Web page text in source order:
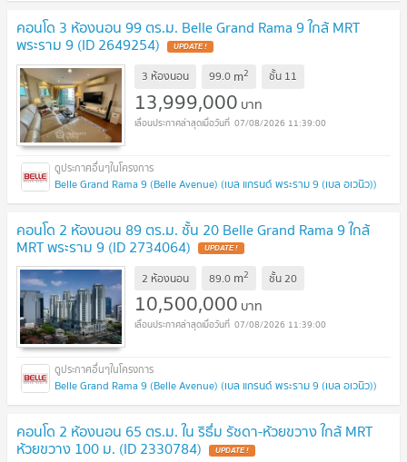
คอนโด 3 ห้องนอน 99 ตร.ม. Belle Grand Rama 9 ใกล้ MRT
พระราม 9 (ID 2649254) UPDATE !
3 ห้องนอน 99.0 m2 ชั้น 11
13,999,000 บาท
07/08/2026 11:39:00
Belle Grand Rama 9 (Belle Avenue) (เบล แกรนด์ พระราม 9 (เบล อเวนิว))
คอนโด 2 ห้องนอน 89 ตร.ม. ชั้น 20 Belle Grand Rama 9 ใกล้
MRT พระราม 9 (ID 2734064) UPDATE !
2 ห้องนอน 89.0 m2 ชั้น20
10,500,000 บาท
07/08/2026 11:39:00
Belle Grand Rama 9 (Belle Avenue) (เบล แกรนด์ พระราม 9 (เบล อเวนิว))
คอนโด 2 ห้องนอน 65 ตร.ม. ใน ริธึ่ม รัชดา-ห้วยขวาง ใกล้ MRT
ห้วยขวาง 100 ม. (ID 2330784) UPDATE !